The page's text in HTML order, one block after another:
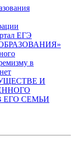
ЕГЭ
ОБРАЗОВАНИЯ»
в
И
ЕГО СЕМЬИ